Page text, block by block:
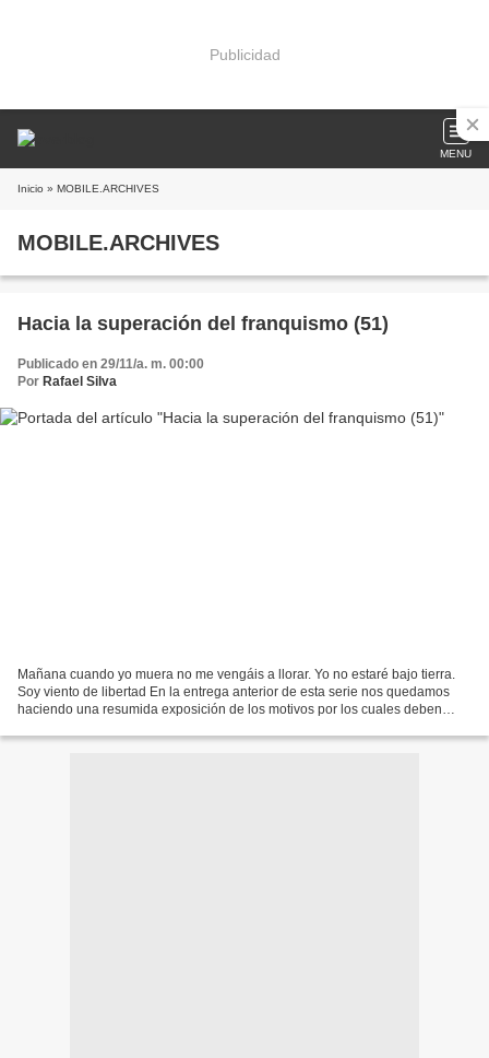
Publicidad
MENU
Inicio » MOBILE.ARCHIVES
MOBILE.ARCHIVES
Hacia la superación del franquismo (51)
Publicado en 29/11/a. m. 00:00
Por Rafael Silva
Mañana cuando yo muera no me vengáis a llorar. Yo no estaré bajo tierra.
Soy viento de libertad En la entrega anterior de esta serie nos quedamos
haciendo una resumida exposición de los motivos por los cuales deben